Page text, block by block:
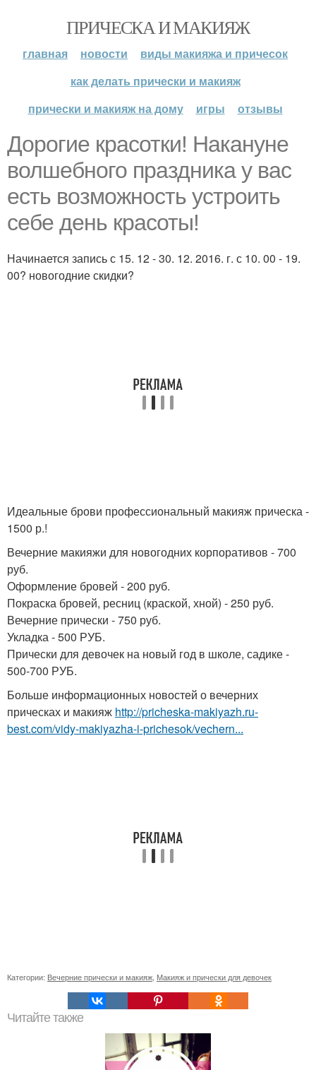
ПРИЧЕСКА И МАКИЯЖ
главная новости
виды макияжа и причесок
как делать прически и макияж
прически и макияж на дому
игры отзывы
Дорогие красотки! Накануне
волшебного праздника у вас
есть возможность устроить
себе день красоты!
Начинается запись с 15. 12 - 30. 12. 2016. г. с 10. 00 - 19.
00? новогодние скидки?
Идеальные брови профессиональный макияж прическа -
1500 р.!
Вечерние макияжи для новогодних корпоративов - 700
руб.
Оформление бровей - 200 руб.
Покраска бровей, ресниц (краской, хной) - 250 руб.
Вечерние прически - 750 руб.
Укладка - 500 РУБ.
Прически для девочек на новый год в школе, садике -
500-700 РУБ.
Больше информационных новостей о вечерних
прическах и макияж http://pricheska-makiyazh.ru-
best.com/vidy-makiyazha-i-prichesok/vechern...
Категории: Вечерние прически и макияж Макияж и прически для девочек
Читайте также